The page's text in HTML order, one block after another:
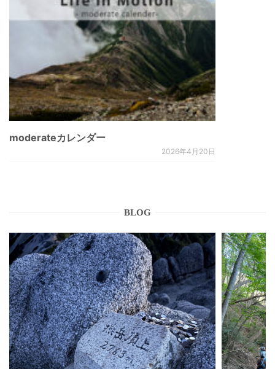
moderateカレンダー
2026年4月20日
BLOG